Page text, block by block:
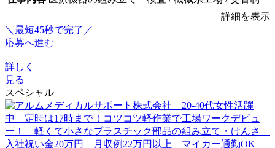
詳細を表示
＼最短45秒で完了／
応募へ進む
詳しく
見る
スペシャル